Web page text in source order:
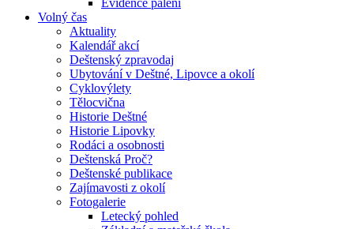
Evidence pálení
Volný čas
Aktuality
Kalendář akcí
Deštenský zpravodaj
Ubytování v Deštné, Lipovce a okolí
Cyklovýlety
Tělocvična
Historie Deštné
Historie Lipovky
Rodáci a osobnosti
Deštenská Proč?
Deštenské publikace
Zajímavosti z okolí
Fotogalerie
Letecký pohled